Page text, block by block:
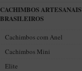
CACHIMBOS ARTESANAIS
BRASILEIROS
Cachimbos com Anel
Cachimbos Mini
Elite